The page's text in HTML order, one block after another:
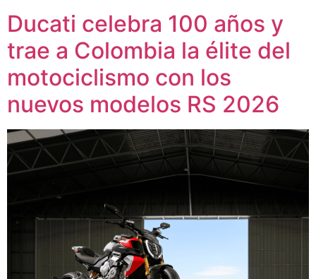
Ducati celebra 100 años y
trae a Colombia la élite del
motociclismo con los
nuevos modelos RS 2026